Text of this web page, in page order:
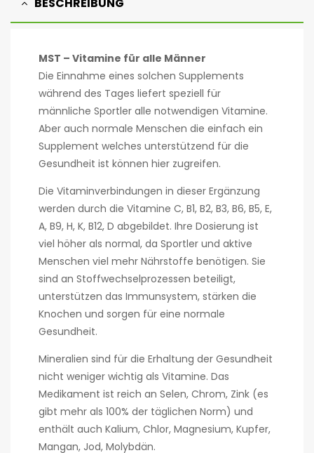
MST – Vitamine für alle Männer
Die Einnahme eines solchen Supplements
während des Tages liefert speziell für
männliche Sportler alle notwendigen Vitamine.
Aber auch normale Menschen die einfach ein
Supplement welches unterstützend für die
Gesundheit ist können hier zugreifen.
Die Vitaminverbindungen in dieser Ergänzung
werden durch die Vitamine C, B1, B2, B3, B6, B5, E,
A, B9, H, K, B12, D abgebildet. Ihre Dosierung ist
viel höher als normal, da Sportler und aktive
Menschen viel mehr Nährstoffe benötigen. Sie
sind an Stoffwechselprozessen beteiligt,
unterstützen das Immunsystem, stärken die
Knochen und sorgen für eine normale
Gesundheit.
Mineralien sind für die Erhaltung der Gesundheit
nicht weniger wichtig als Vitamine. Das
Medikament ist reich an Selen, Chrom, Zink (es
gibt mehr als 100% der täglichen Norm) und
enthält auch Kalium, Chlor, Magnesium, Kupfer,
Mangan, Jod, Molybdän.